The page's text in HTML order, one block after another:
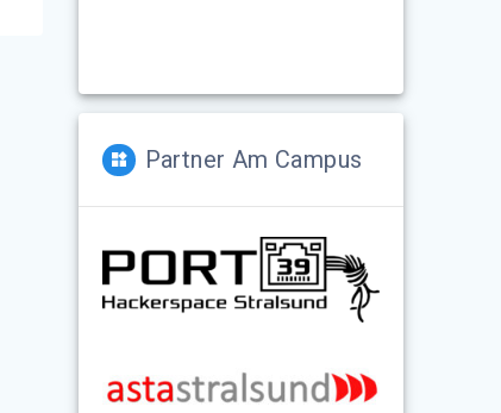
Partner Am Campus